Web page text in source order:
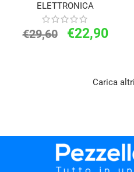
ELETTRONICA
€29,60 €22,90
Carica